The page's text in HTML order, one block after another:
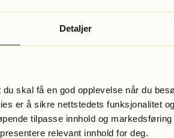
Detaljer
skal få en god opplevelse når du
er å sikre nettstedets funksjonalitet
tilpasse innhold og markedsføring
relevant innhold for deg.
Del 5 i serienLest av:Silje Hagrim